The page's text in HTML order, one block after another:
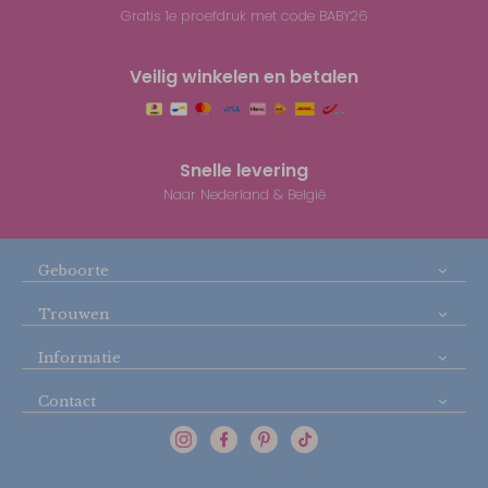
Gratis 1e proefdruk met code BABY26
Veilig winkelen en betalen
Snelle levering
Naar Nederland & België
Geboorte
Trouwen
Informatie
Contact